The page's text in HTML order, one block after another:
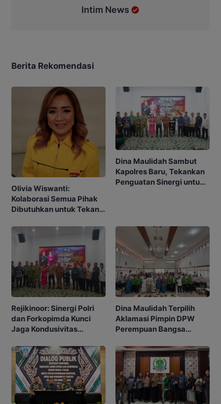
Intim News
Berita Rekomendasi
Olivia Wiswanti:
Kolaborasi Semua Pihak
Dibutuhkan untuk Tekan
Dina Maulidah Sambut
Kapolres Baru, Tekankan
Penguatan Sinergi untuk
Rejikinoor: Sinergi Polri
dan Forkopimda Kunci
Jaga Kondusivitas
Dina Maulidah Terpilih
Aklamasi Pimpin DPW
Perempuan Bangsa